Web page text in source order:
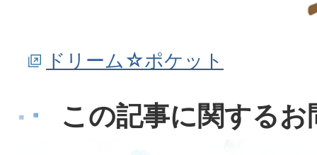
ドリーム☆ポケット
この記事に関する